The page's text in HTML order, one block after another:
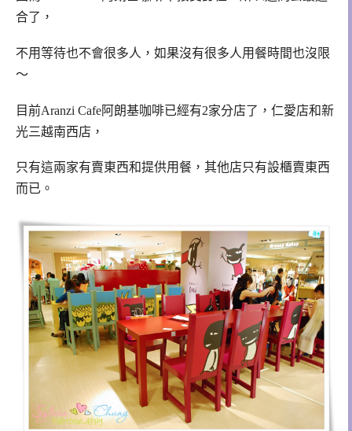
合了，
不用等待也不會很多人，如果沒有很多人用餐時間也沒限
～
目前Aranzi Cafe阿朗基咖啡已經有2家分店了，仁愛店和新
光三越南西店，
只有這兩家有賣東西和提供用餐，其他店只有設櫃賣東西
而已。